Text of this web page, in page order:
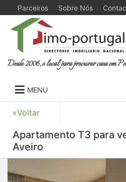
Parceiros Sobre Nós
Desde 2006, o local para procurar casa em
MENU
«Voltar
Apartamento T3 para
Aveiro